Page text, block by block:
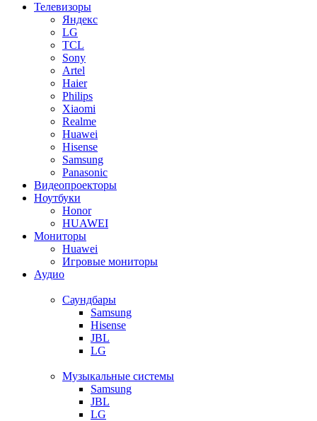
Телевизоры
Яндекс
LG
TCL
Sony
Artel
Haier
Philips
Xiaomi
Realme
Huawei
Hisense
Samsung
Panasonic
Видеопроекторы
Ноутбуки
Honor
HUAWEI
Мониторы
Huawei
Игровые мониторы
Аудио
Саундбары
Samsung
Hisense
JBL
LG
Музыкальные системы
Samsung
JBL
LG